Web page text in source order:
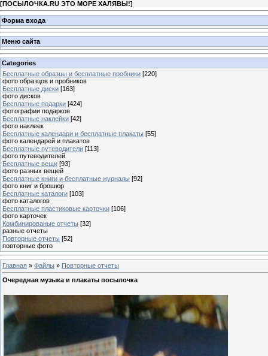
[ПОСЫЛОЧКА.RU ЭТО МОРЕ ХАЛЯВЫ!]
Форма входа
Меню сайта
Categories
Бесплатные образцы и бесплатные пробники [220]
фото образцов и пробников
Бесплатные диски [163]
фото дисков
Бесплатные подарки [424]
фотографии подарков
Бесплатные наклейки [42]
фото наклеек
Бесплатные календари и бесплатные плакаты [55]
фото календарей и плакатов
Бесплатные путеводители [113]
фото путеводителей
Бесплатные вещи [93]
фото разных вещей
Бесплатные книги и бесплатные журналы [92]
фото книг и брошюр
Бесплатные каталоги [103]
фото каталогов
Бесплатные пластиковые карточки [106]
фото карточек
Комбинированые отчеты [32]
разные отчеты
Повторные отчеты [52]
повторные фото
Главная » Файлы » Повторные отчеты
Очередная музыка и плакаты посылочка